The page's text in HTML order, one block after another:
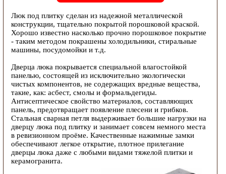
Люк под плитку сделан из надежной металлической
конструкции, тщательно покрытой порошковой краской.
Хорошо известно насколько прочно порошковое покрытие
- таким методом покрашены холодильники, стиральные
машины, посудомойки и т.д.
Дверца люка покрывается специальной влагостойкой
панелью, состоящей из исключительно экологически
чистых компонентов, не содержащих вредные вещества,
такие, как: асбест, смолы и формальдегиды.
Антисептическое свойство материалов, составляющих
панель, предотвращает появление плесени и грибков.
Стальная сварная петля выдерживает большие нагрузки на
дверцу люка под плитку и занимает совсем немного места
в ревизионном проёме. Качественные нажимные замки
обеспечивают легкое открытие, плотное прилегание
дверцы люка даже с любыми видами тяжелой плитки и
керамогранита.